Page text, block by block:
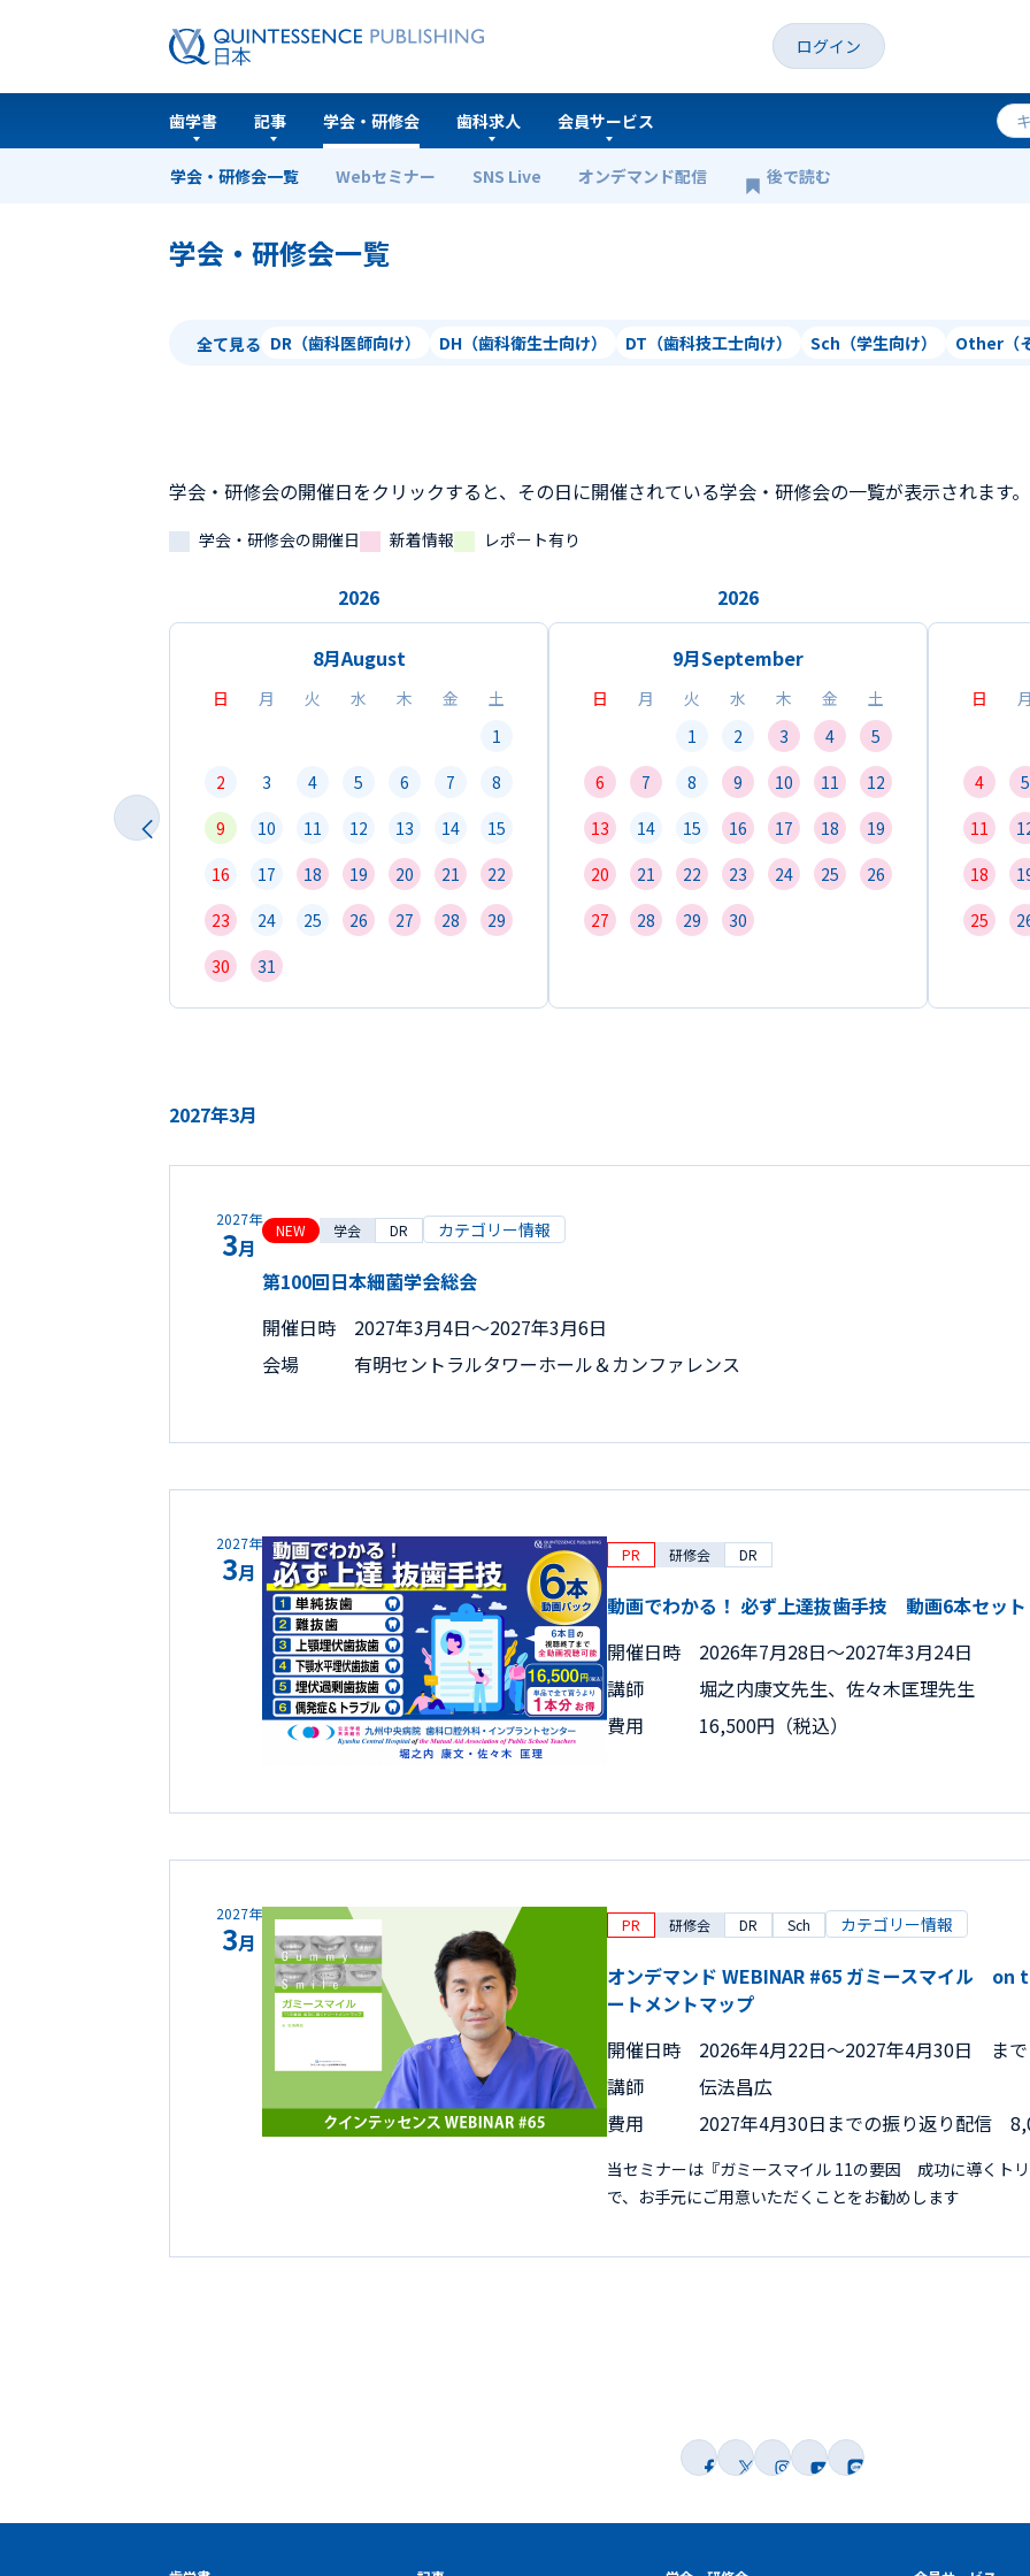
ログイン
歯学書 記事 学会・研修会
学会・研修会一覧 Webセミナー SNS Live オンデマンド配信 後で読む
歯科求人 会員サービス
ホーム 学会・研修会一覧
学会・研修会一覧
全て見る DR（歯科医師向け） DH（歯科衛生士向け） DT（歯科技工士向け） Sch（学生向け） Other（
学会・研修会の開催日をクリックすると、その日に開催されている学会・研修会の一覧が表示されます。
学会・研修会の開催日 新着情報 レポート有り
2026
8月August
日 月 火 水 木 金
土
1
2
3 4 5 6 7
8
9
10 11 12 13 14
15
16
17 18 19 20 21
22
23
24 25 26 27 28
29
30
31
2026
9月September
日 月 火 水 木 金
土
1
2 3 4
5
6
7 8 9 10 11
12
13
14 15 16 17 18
19
20
21 22 23 24 25
26
27
28 29 30
日
4
5
11
18
25
2027年3月
2027年
3月
NEW 学会 DR カテゴリー情報
第100回日本細菌学会総会
開催日時
2027年3月4日〜2027年3月6日
会場
有明セントラルタワーホール＆カンファレンス
2027年
3月
PR 研修会 DR
動画でわかる！ 必ず上達抜歯手技 動画6本セット
開催日時
2026年7月28日〜2027年3月24日
講師
堀之内康文先生、佐々木匡理先生
費用
16,500円（税込）
2027年
3月
PR 研修会 DR Sch カテゴリー情報
オンデマンド WEBINAR #65 ガミースマイル on
ートメントマップ
開催日時
2026年4月22日〜2027年4月30日 まで
講師
伝法昌広
費用
2027年4月30日までの振り返り配信
当セミナーは『ガミースマイル 11の要因 成功に導くト
で、お手元にご用意いただくことをお勧めします